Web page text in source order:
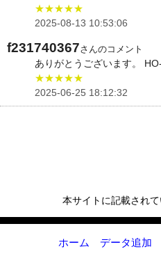
★★★★★
2025-08-13 10:53:06
f231740367さんのコメント
ありがとうございます。
★★★★★
2025-06-25 18:12:32
本サイトに記載され
ホーム データ追加